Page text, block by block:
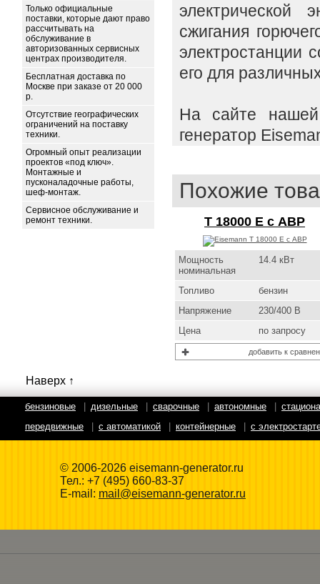
Только официальные
поставки, которые дают право
рассчитывать на
обслуживание в
авторизованных сервисных
центрах производителя.
Бесплатная доставка по
Москве при заказе от 20 000
р.
Отсутствие географических
ограничений на поставку
техники.
Огромный опыт реализации
проектов «под ключ».
Монтажные и
пусконаладочные работы,
шеф-монтаж.
Сервисное обслуживание и
ремонт техники.
электрической
сжигания
электростанции
его для
На сайте
генератор
Похожие
T 18000 E с АВР
Мощность
номинальная
14.4 кВт
Топливо
бензин
Напряжение
230/400 В
Цена
по запросу
добавить к
Наверх ↑
бензиновые дизельные сварочные автономные
передвижные
с автоматикой контейнерные с
© 2006-2026 eisemann-generator.ru
Тел.: +7 (495) 660-83-37
E-mail: mail@eisemann-generator.ru